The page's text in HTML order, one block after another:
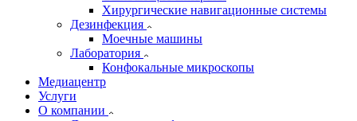
Хирургические навигационные системы
Дезинфекция
Моечные машины
Лаборатория
Конфокальные микроскопы
Медиацентр
Услуги
О компании